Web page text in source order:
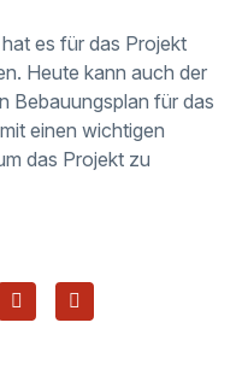
es für das Projekt
Heute kann auch der
Bebauungsplan für das
einen wichtigen
das Projekt zu